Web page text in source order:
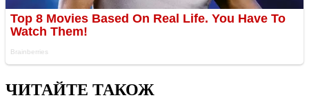
ЧИТАЙТЕ ТАКОЖ